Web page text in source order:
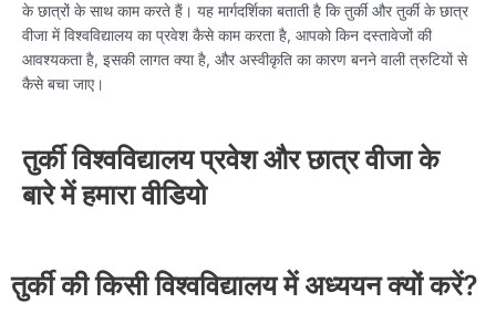
के छात्रों के साथ काम करते हैं। यह मार्गदर्शिका बताती है कि तुर्की और तुर्की के छात्र
वीजा में विश्वविद्यालय का प्रवेश कैसे काम करता है, आपको किन दस्तावेजों की
आवश्यकता है, इसकी लागत क्या है, और अस्वीकृति का कारण बनने वाली त्रुटियों से
कैसे बचा जाए।
तुर्की विश्वविद्यालय प्रवेश और छात्र वीजा के
बारे में हमारा वीडियो
तुर्की की किसी विश्वविद्यालय में अध्ययन क्यों करें?